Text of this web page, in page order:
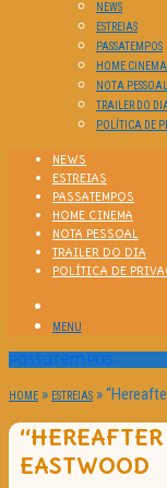
NEWS
ESTREIAS
PASSATEMPOS
HOME CINEMA
NOTA PESSOAL
TRAILER DO
POLÍTICA DE
NEWS
ESTREIAS
PASSATEMPOS
HOME CINEMA
NOTA PESSOAL
TRAILER DO DIA
POLÍTICA DE
MENU
Passatempos
HOME » ESTREIAS »
EASTWOOD